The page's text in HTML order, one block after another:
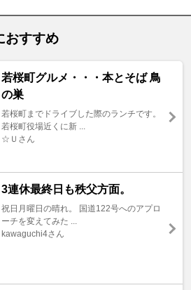
おすすめ
若桜町グルメ・・・本とそば 鳥
の巣
若桜町までドライブした際のランチです。
若桜町役場近くに新 ...
☆Ｕさん
3連休最終日も秩父方面。
祝日月曜日の晴れ。 国道122号へのアプロ
ーチを変えてみた ...
kawaguchi4さん